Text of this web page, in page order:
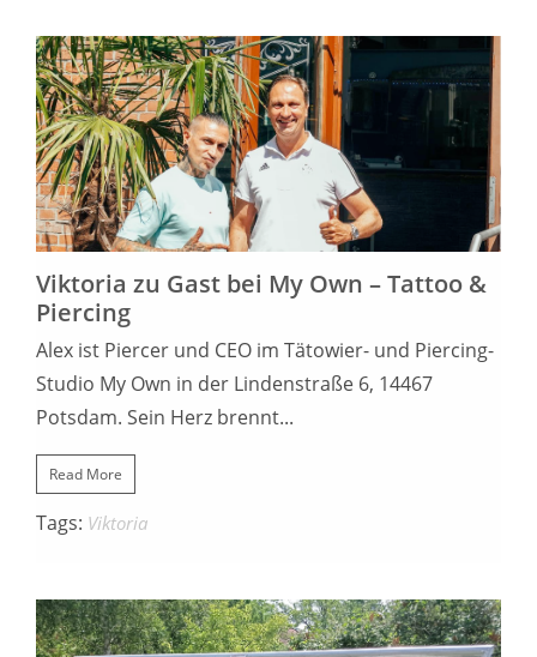
20. JULI 2022
Viktoria zu Gast bei My Own – Tattoo &
Piercing
Alex ist Piercer und CEO im Tätowier- und Piercing-
Studio My Own in der Lindenstraße 6, 14467
Potsdam. Sein Herz brennt...
Read More
Tags: Viktoria